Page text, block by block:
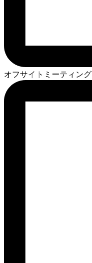
オフサイトミーティング